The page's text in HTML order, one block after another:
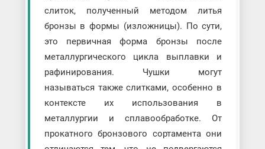
слиток, полученный методом литья
бронзы в формы (изложницы). По сути,
это первичная форма бронзы после
металлургического цикла выплавки и
рафинирования. Чушки могут
называться также слитками, особенно в
контексте их использования в
металлургии и сплавообработке. От
прокатного бронзового сортамента они